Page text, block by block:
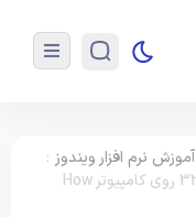
آموزش نرم افزار ویندوز :
آموزش تصویری نصب آنتی ویروس نود 32 روی کامپیوتر How